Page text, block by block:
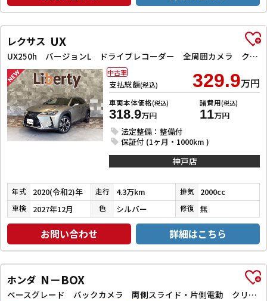
レクサス UX
UX250h バージョンL ドライブレコーダー 全周囲カメラ クリアランスソナー オートクルーズコントロール レーンアシスト パワーシート 衝突被害軽減システム ナビ TV オートマチックハイビーム オートライト
支払総額(税込) 329.9万円
車両本体価格(税込)
318.9万円
諸費用(税込)
11万円
法定整備：整備付
保証付 (1ヶ月・1000km )
中古車
神戸店
年式 2020(令和2)年 走行 4.3万km 排気 2000cc
車検 2027年12月 色 シルバー 修復 無
お問い合わせ 詳細はこちら
ホンダ N－BOX
ベースグレード バックカメラ 両側スライド・片側電動 クリアランスソナー オートライト スマートキー アイドリングストップ 電動格納ミラー シートヒーター ベンチシート CVT ABS ESC エアコン